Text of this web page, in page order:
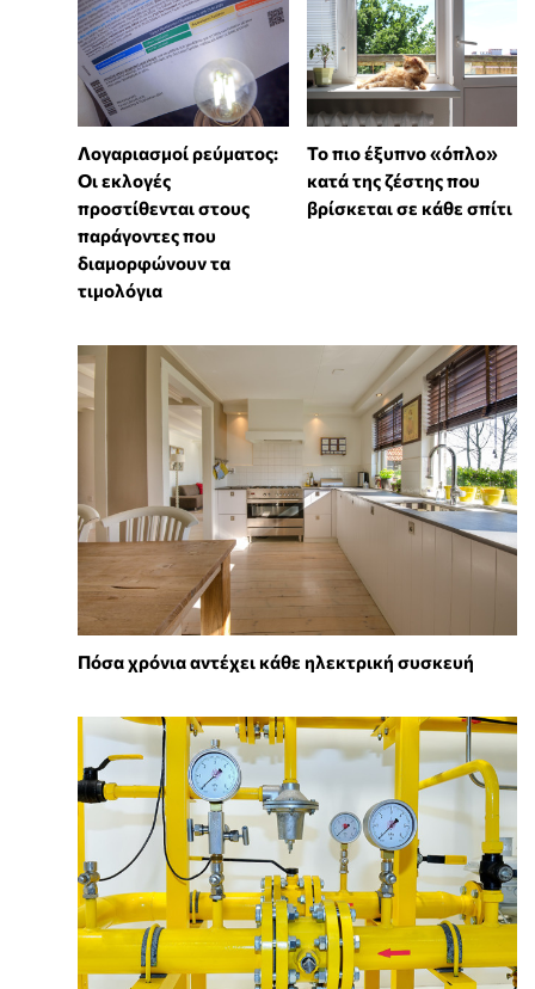
Λογαριασμοί ρεύματος:
Οι εκλογές
προστίθενται στους
παράγοντες που
διαμορφώνουν τα
τιμολόγια
To πιο έξυπνο «όπλο»
κατά της ζέστης που
βρίσκεται σε κάθε σπίτι
Πόσα χρόνια αντέχει κάθε ηλεκτρική συσκευή